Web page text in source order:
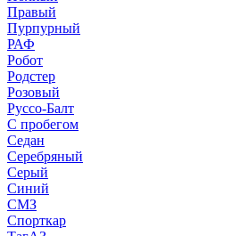
Правый
Пурпурный
РАФ
Робот
Родстер
Розовый
Руссо-Балт
С пробегом
Седан
Серебряный
Серый
Синий
СМЗ
Спорткар